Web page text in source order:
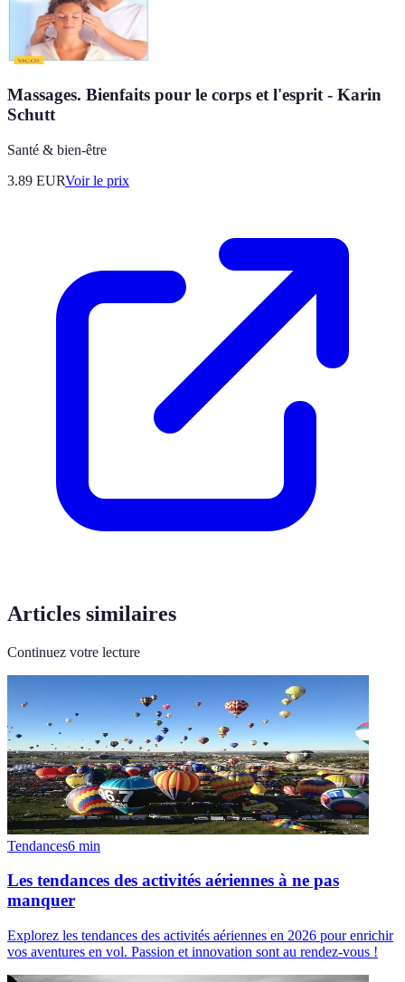
Massages. Bienfaits pour le corps et l'esprit - Karin
Schutt
Santé & bien-être
3.89 EURVoir le prix
Articles similaires
Continuez votre lecture
Tendances6 min
Les tendances des activités aériennes à ne pas
manquer
Explorez les tendances des activités aériennes en 2026 pour enrichir
vos aventures en vol. Passion et innovation sont au rendez-vous !